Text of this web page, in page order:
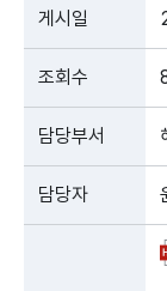
게시일
조회수
담당부서
담당자